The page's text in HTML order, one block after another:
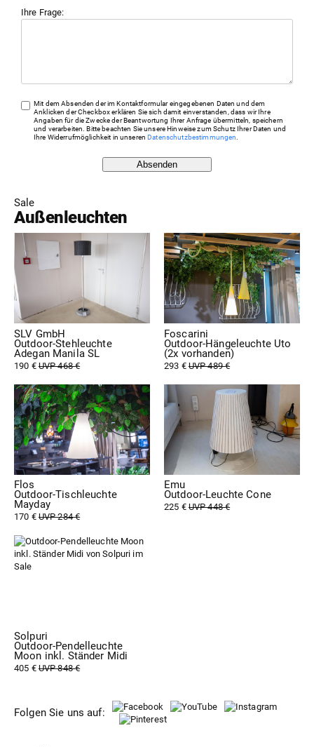
Ihre Frage:
Mit dem Absenden der im Kontaktformular eingegebenen Daten und dem
Anklicken der Checkbox erklären Sie sich damit einverstanden, dass wir Ihre
Angaben für die Zwecke der Beantwortung Ihrer Anfrage übermitteln, speichern
und verarbeiten. Bitte beachten Sie unsere Hinweise zum Schutz Ihrer Daten und
Ihre Widerrufmöglichkeit in unserenDatenschutzbestimmungen
Absenden
Sale
Außenleuchten
SLV GmbH
Outdoor-Stehleuchte
Adegan Manila SL
190 €UVP 468 €
Foscarini
Outdoor-Hängeleuchte Uto
(2x vorhanden)
293 €UVP 489 €
Flos
Outdoor-Tischleuchte
Mayday
170 €UVP 284 €
Emu
Outdoor-Leuchte Cone
225 €UVP 448 €
Solpuri
Outdoor-Pendelleuchte
Moon inkl. Ständer Midi
405 €UVP 848 €
Folgen Sie uns auf: